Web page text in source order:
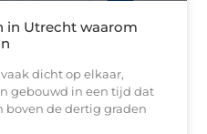
in Utrecht waarom
dicht op elkaar,
gebouwd in een tijd dat
boven de dertig graden